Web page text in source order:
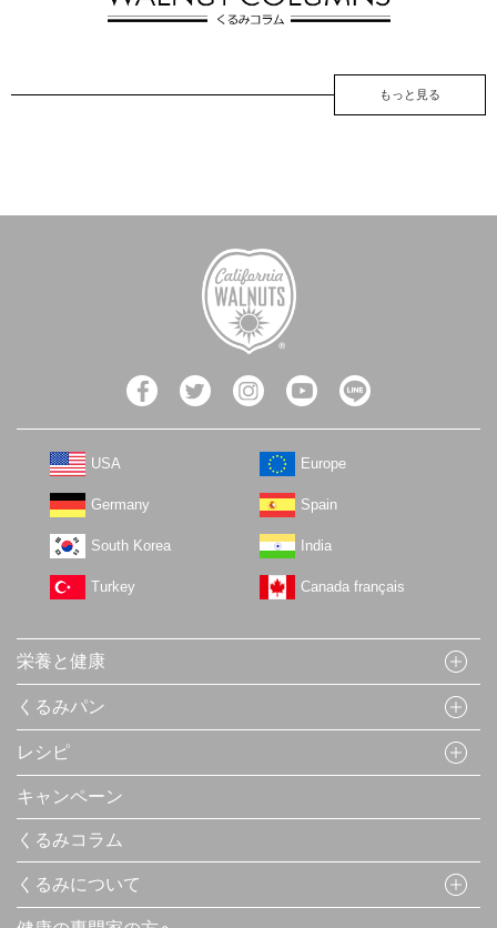
もっと見る
USA Europe
Germany Spain
South Korea India
Turkey Canada français
栄養と健康
くるみパン
レシピ
キャンペーン
くるみコラム
くるみについて